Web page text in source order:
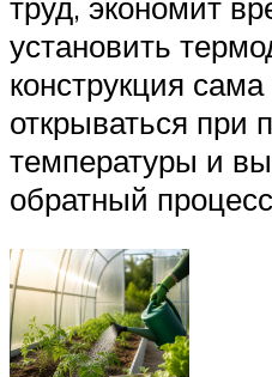
установить
конструкция сама
открываться при
температуры и
обратный